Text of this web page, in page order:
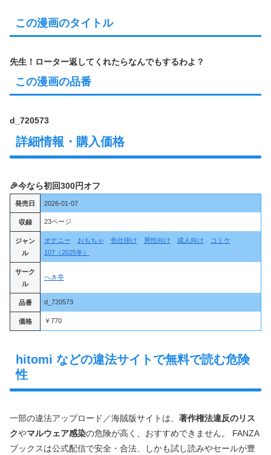
この漫画のタイトル
先生！ローター返してくれたらなんでもするわよ？
この漫画の品番
d_720573
詳細情報・購入価格
🎉今なら初回300円オフ
発売日 2026-01-07
収録 23ページ
ジャン
ル
オナニー おもちゃ 色仕掛け 男性向け 成人向け
コミケ
107（2025冬）
サーク
ル
へき亭
品番 d_720573
価格 ￥770
hitomi などの違法サイトで無料で読む危険
性
一部の違法アップロード／海賊版サイトは、 著作権法違反のリス
クやマルウェア感染の危険が高く、おすすめできません。 FANZA
ブックスは公式配信で安全・合法、しかも試し読みやセールが豊